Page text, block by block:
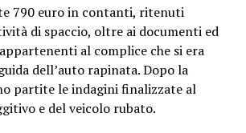
790 euro in contanti, ritenuti
di spaccio, oltre ai documenti ed
al complice che si era
dell’auto rapinata. Dopo la
partite le indagini finalizzate al
e del veicolo rubato.